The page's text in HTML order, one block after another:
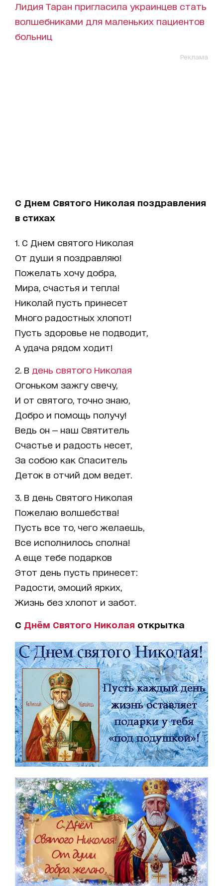
Лидия Таран пригласила украинцев стать
волшебниками для маленьких пациентов
больниц
Реклама
С Днем Святого Николая поздравления
в стихах
1. С Днем святого Николая
От души я поздравляю!
Пожелать хочу добра,
Мира, счастья и тепла!
Николай пусть принесет
Много радостных хлопот!
Пусть здоровье не подводит,
А удача рядом ходит!
2. В день святого Николая
Огоньком зажгу свечу,
И от святого, точно знаю,
Добро и помощь получу!
Ведь он — наш Святитель
Счастье и радость несет,
За собою как Спаситель
Деток в отчий дом ведет.
3. В день Святого Николая
Пожелаю волшебства!
Пусть все то, чего желаешь,
Все исполнилось сполна!
А еще тебе подарков
Этот день пусть принесет:
Радости, эмоций ярких,
Жизнь без хлопот и забот.
С Днём Святого Николая открытка